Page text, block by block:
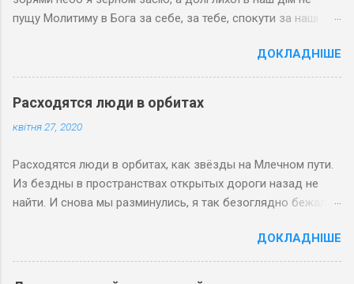
пущу Молитиму в Бога за себе, за тебе, спокути за наші
ДОКЛАДНІШЕ
Расходятся люди в орбитах
квітня 27, 2020
Расходятся люди в орбитах, как звёзды на Млечном пути.
Из бездны в пространствах открытых дороги назад не
найти. И снова мы разминулись, я так безоглядно бежал,
Знамением люди встречают тот путь, что Господь указал,
Когда на Земле назначает им встречу вселенский вокзал.
27 мая 2008
ДОКЛАДНІШЕ